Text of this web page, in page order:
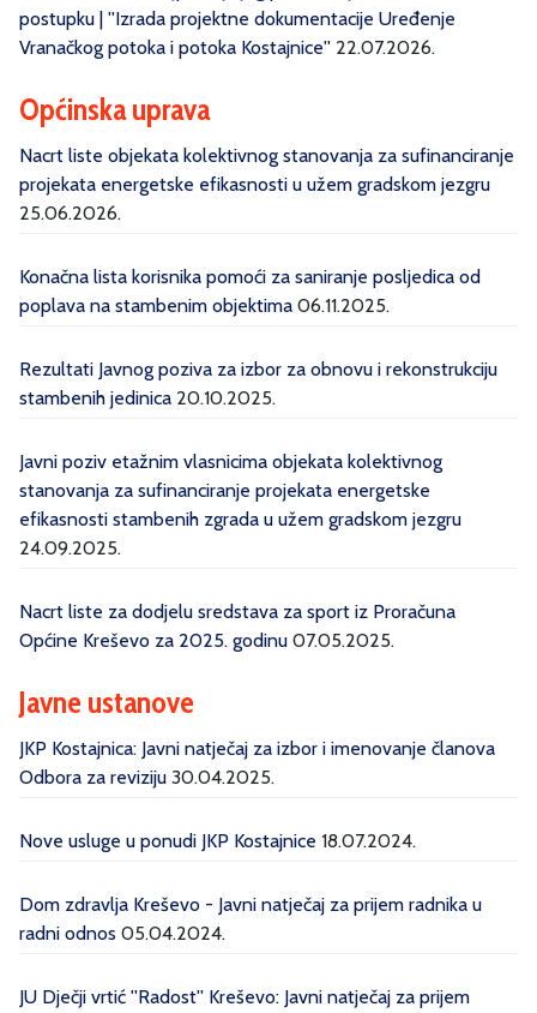
postupku | ''Izrada projektne dokumentacije Uređenje
Vranačkog potoka i potoka Kostajnice'' 22.07.2026.
Općinska uprava
Nacrt liste objekata kolektivnog stanovanja za sufinanciranje
projekata energetske efikasnosti u užem gradskom jezgru
25.06.2026.
Konačna lista korisnika pomoći za saniranje posljedica od
poplava na stambenim objektima 06.11.2025.
Rezultati Javnog poziva za izbor za obnovu i rekonstrukciju
stambenih jedinica 20.10.2025.
Javni poziv etažnim vlasnicima objekata kolektivnog
stanovanja za sufinanciranje projekata energetske
efikasnosti stambenih zgrada u užem gradskom jezgru
24.09.2025.
Nacrt liste za dodjelu sredstava za sport iz Proračuna
Općine Kreševo za 2025. godinu 07.05.2025.
Javne ustanove
JKP Kostajnica: Javni natječaj za izbor i imenovanje članova
Odbora za reviziju 30.04.2025.
Nove usluge u ponudi JKP Kostajnice 18.07.2024.
Dom zdravlja Kreševo - Javni natječaj za prijem radnika u
radni odnos 05.04.2024.
JU Dječji vrtić ''Radost'' Kreševo: Javni natječaj za prijem